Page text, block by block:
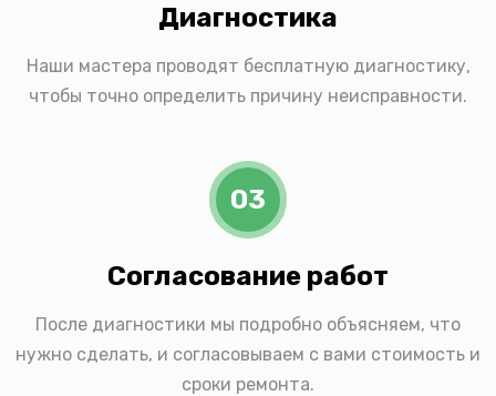
Диагностика
Наши мастера проводят бесплатную диагностику,
чтобы точно определить причину неисправности.
03
Согласование работ
После диагностики мы подробно объясняем, что
нужно сделать, и согласовываем с вами стоимость и
сроки ремонта.